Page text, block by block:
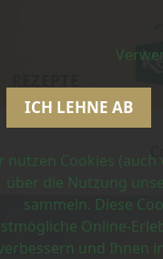
ICH LEHNE AB
nutzen Cookies
über die Nutzung
sammeln. Diese
Online-
und Ihnen